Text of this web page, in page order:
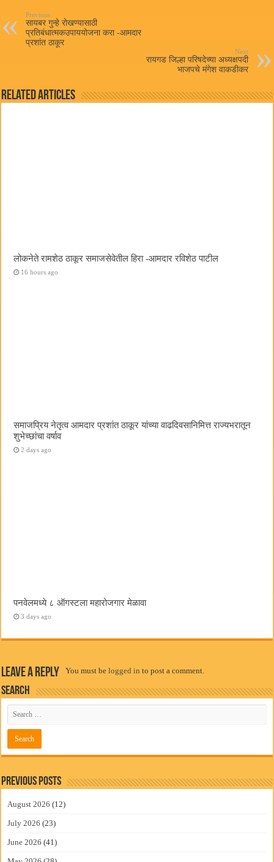
pp
Previous
सायबर गुन्हे रोखण्यासाठी
प्रतिबंधात्मकउपाययोजना करा -आमदार
प्रशांत ठाकूर
Next
रायगड जिल्हा परिषदेच्या अध्यक्षपदी
भाजपचे मंगेश वाकडीकर
Related Articles
लोकनेते रामशेठ ठाकूर समाजसेवेतील हिरा -आमदार रविशेठ पाटील
16 hours ago
समाजप्रिय नेतृत्व आमदार प्रशांत ठाकूर यांच्या वाढदिवसानिमित्त राज्यभरातून
शुभेच्छांचा वर्षाव
2 days ago
पनवेलमध्ये ८ ऑगस्टला महारोजगार मेळावा
3 days ago
Leave a Reply You must belogged in to post a comment.
Search
Previous Posts
August 2026 (12)
July 2026 (23)
June 2026 (41)